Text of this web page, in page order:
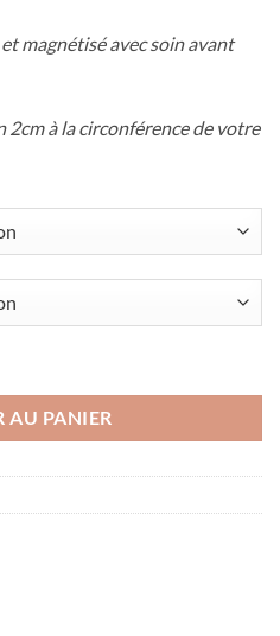
magnétisé avec soin avant
à la circonférence de votre
AU PANIER